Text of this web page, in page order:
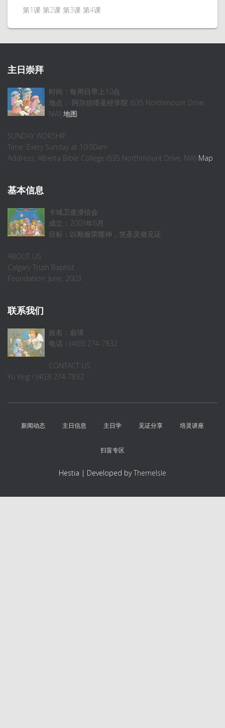
第1课 第2课 第3课 第4课
主日崇拜
时间：每周日早上10点
地点： 阿尔伯塔圣经学院 (635 Northmount Drive,
NW) 地图
SUNDAY WORSHIP
Time: Every Sunday at 10:00am
Address: Alberta Bible College (635 Northmount Drive, NW) Map
基本信息
卡城卫道浸信会
成立：2003年6月
目标：以顺服荣耀神，凭圣灵做见证
ABOUT US
Calgary Truth Baptist
Foundation: June, 2003
联系我们
姓名：俞瑛
电话：(403) 274-7832
CONTACT US
Yu Ying / (403) 274-7832
新闻动态 主日信息 主日学 见证分享 培灵讲座
扫盲专区
Hestia | Developed byThemeIsle